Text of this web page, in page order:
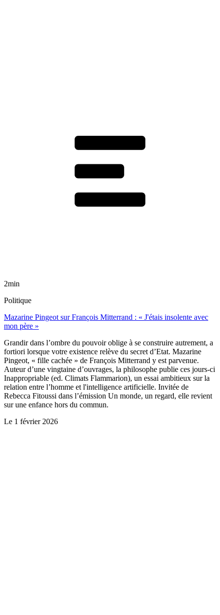
2min
Politique
Mazarine Pingeot sur François Mitterrand : « J'étais insolente avec
mon père »
Grandir dans l’ombre du pouvoir oblige à se construire autrement, a
fortiori lorsque votre existence relève du secret d’Etat. Mazarine
Pingeot, « fille cachée » de François Mitterrand y est parvenue.
Auteur d’une vingtaine d’ouvrages, la philosophe publie ces jours-ci
Inappropriable (ed. Climats Flammarion), un essai ambitieux sur la
relation entre l’homme et l'intelligence artificielle. Invitée de
Rebecca Fitoussi dans l’émission Un monde, un regard, elle revient
sur une enfance hors du commun.
Le 1 février 2026